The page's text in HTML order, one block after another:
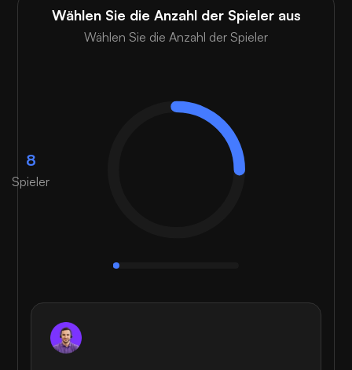
Wählen Sie die Anzahl der Spieler aus
Wählen Sie die Anzahl der Spieler
8
Spieler